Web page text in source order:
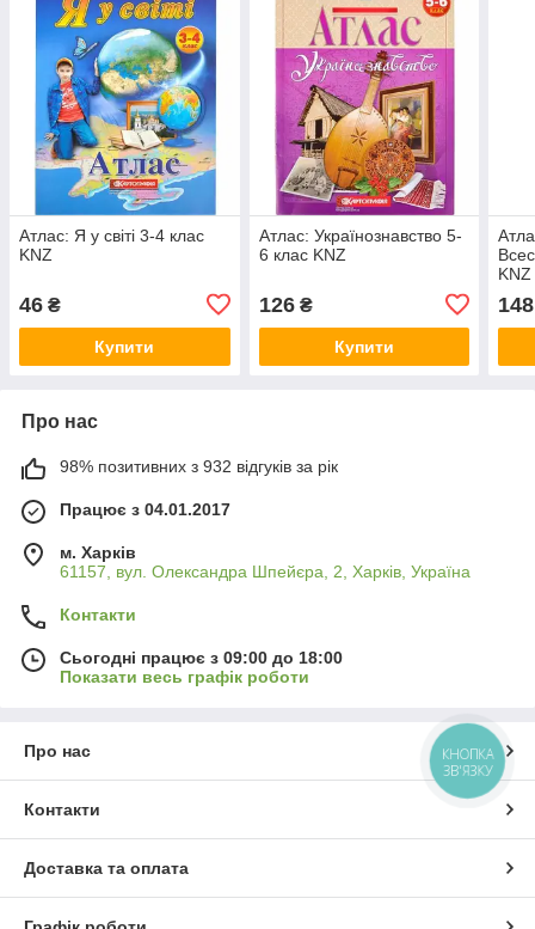
Атлас: Я у світі 3-4 клас
KNZ
46 ₴
Купити
Атлас: Українознавство 5-
6 клас KNZ
126₴
Купити
KNZ
148
Про нас
98% позитивних з 932 відгуків за рік
Працює з 04.01.2017
м. Харків
61157, вул. Олександра Шпейєра, 2, Харків, Україна
Контакти
Сьогодні працює з 09:00 до 18:00
Показати весь графік роботи
Про нас
Контакти
Доставка та оплата
КНОПКА
ЗВ'ЯЗКУ